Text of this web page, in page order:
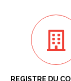
REGISTRE DU